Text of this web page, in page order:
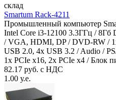
склад
Smartum Rack-4211
Промышленный компьютер
Intel Core i3-12100 3.3ГГц / 8Гб
/ VGA, HDMI, DP / DVD-RW /
USB 2.0, 4x USB 3.2 / Audio /
1x PCIe x16, 2x PCIe x4 / Блок
82.17 руб. с НДС
1.00 у.е.